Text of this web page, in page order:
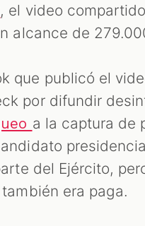
, el video
alcance de
que publicó el
por difundir
a la captura de
del Ejército,
era paga.